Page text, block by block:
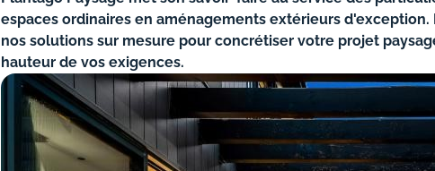
espaces ordinaires en aménagements extérieurs
nos solutions sur mesure pour concrétiser votre projet
hauteur de vos exigences.